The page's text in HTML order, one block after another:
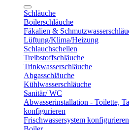
Schläuche
Boilerschläuche
Fäkalien &
Lüftung/Klima/Heizung
Schlauchschellen
Treibstoffschläuche
Trinkwasserschläuche
Abgasschläuche
Kühlwasserschläuche
Sanitär/ WC
Abwasserinstallation - Toilette,
konfigurieren
Frischwassersystem konfigurieren